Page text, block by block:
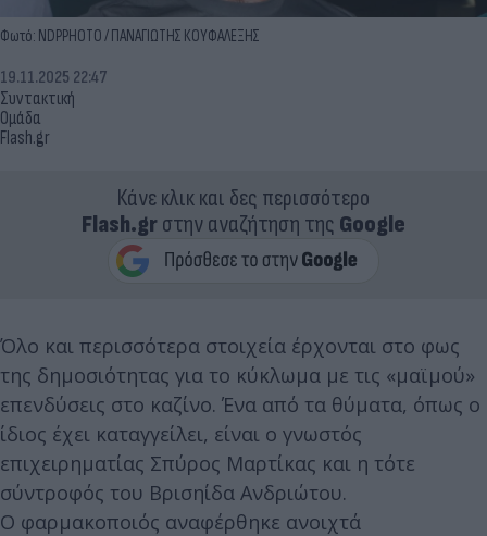
Φωτό: NDPPHOTO / ΠΑΝΑΓΙΩΤΗΣ ΚΟΥΦΑΛΕΞΗΣ
Συντακτική
Ομάδα
Flash.gr
19.11.2025 22:47
Κάνε κλικ και δες περισσότερο
Flash.grστην αναζήτηση της Google
Όλο και περισσότερα στοιχεία έρχονται στο φως
της δημοσιότητας για το κύκλωμα με τις «μαϊμού»
επενδύσεις στο καζίνο. Ένα από τα θύματα, όπως ο
ίδιος έχει καταγγείλει, είναι ο γνωστός
επιχειρηματίας Σπύρος Μαρτίκας και η τότε
σύντροφός του Βρισηίδα Ανδριώτου.
Ο φαρμακοποιός αναφέρθηκε ανοιχτά